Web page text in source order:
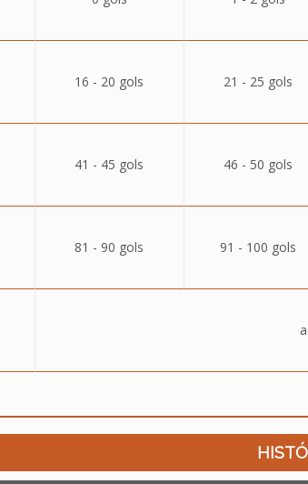
16 - 20 gols 21 - 25 gols
41 - 45 gols 46 - 50 gols
81 - 90 gols 91 - 100 gols